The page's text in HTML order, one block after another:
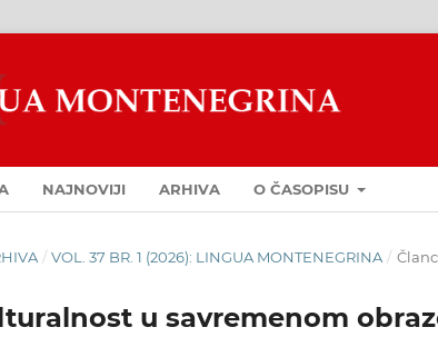
NAJNOVIJI ARHIVA O ČASOPISU
/ VOL. 37 BR. 1 (2026): LINGUA MONTENEGRINA /
u savremenom